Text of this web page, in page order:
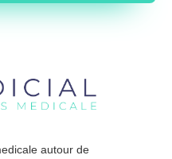
autour de